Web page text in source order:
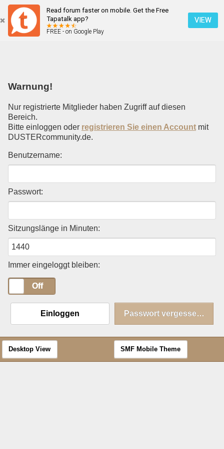
Read forum faster on mobile. Get the Free
Tapatalk app?
FREE - on Google Play
VIEW
Einloggen
Warnung!
Nur registrierte Mitglieder haben Zugriff auf diesen
Bereich.
Bitte einloggen oder registrieren Sie einen Account mit
DUSTERcommunity.de.
Benutzername:
Passwort:
Sitzungslänge in Minuten:
Immer eingeloggt bleiben:
Off
Einloggen Passwort vergessen?
Desktop View SMF Mobile Theme